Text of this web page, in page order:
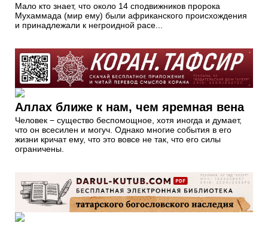
Мало кто знает, что около 14 сподвижников пророка
Мухаммада (мир ему) были африканского происхождения
и принадлежали к негроидной расе...
Аллах ближе к нам, чем яремная вена
Человек − существо беспомощное, хотя иногда и думает,
что он всесилен и могуч. Однако многие события в его
жизни кричат ему, что это вовсе не так, что его силы
ограничены.